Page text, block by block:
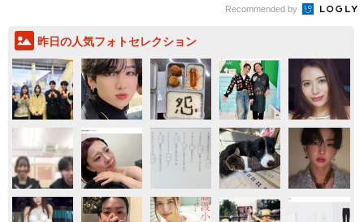
Recommended by
昨日の人気フォトセレクション